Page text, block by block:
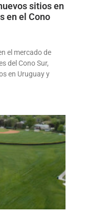
sitios en
en el Cono
el mercado de
del Cono Sur,
en Uruguay y